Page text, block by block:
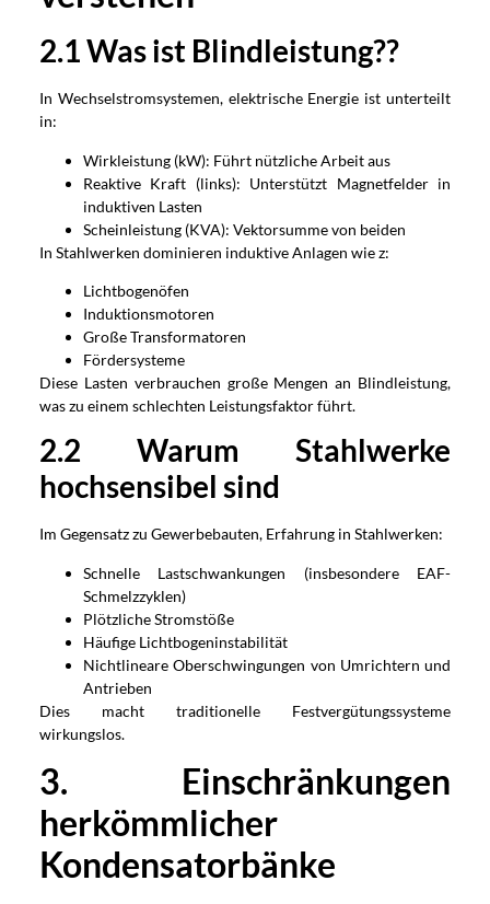
2.1 Was ist Blindleistung??
In Wechselstromsystemen, elektrische Energie ist unterteilt
in:
Wirkleistung (kW): Führt nützliche Arbeit aus
Reaktive Kraft (links): Unterstützt Magnetfelder in
induktiven Lasten
Scheinleistung (KVA): Vektorsumme von beiden
In Stahlwerken dominieren induktive Anlagen wie z:
Lichtbogenöfen
Induktionsmotoren
Große Transformatoren
Fördersysteme
Diese Lasten verbrauchen große Mengen an Blindleistung,
was zu einem schlechten Leistungsfaktor führt.
2.2 Warum Stahlwerke
hochsensibel sind
Im Gegensatz zu Gewerbebauten, Erfahrung in Stahlwerken:
Schnelle Lastschwankungen (insbesondere EAF-
Schmelzzyklen)
Plötzliche Stromstöße
Häufige Lichtbogeninstabilität
Nichtlineare Oberschwingungen von Umrichtern und
Antrieben
Dies macht traditionelle Festvergütungssysteme
wirkungslos.
3. Einschränkungen
herkömmlicher
Kondensatorbänke